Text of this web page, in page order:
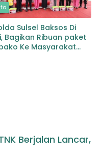
Sulsel Baksos Di
Bagikan Ribuan paket
Ke Masyarakat
Berjalan Lancar,